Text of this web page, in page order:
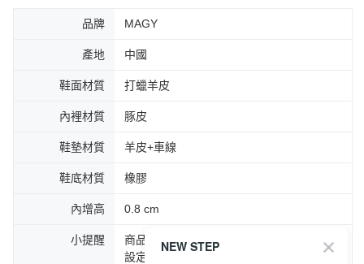
品牌 MAGY
產地 中國
鞋面材質 打蠟羊皮
內裡材質 豚皮
鞋墊材質 羊皮+車線
鞋底材質 橡膠
內增高 0.8 cm
小提醒
商品圖片顏色會因拍攝燈光環境或個人螢幕
設定不同，而造成部份色差現象，顏色以實
NEW STEP